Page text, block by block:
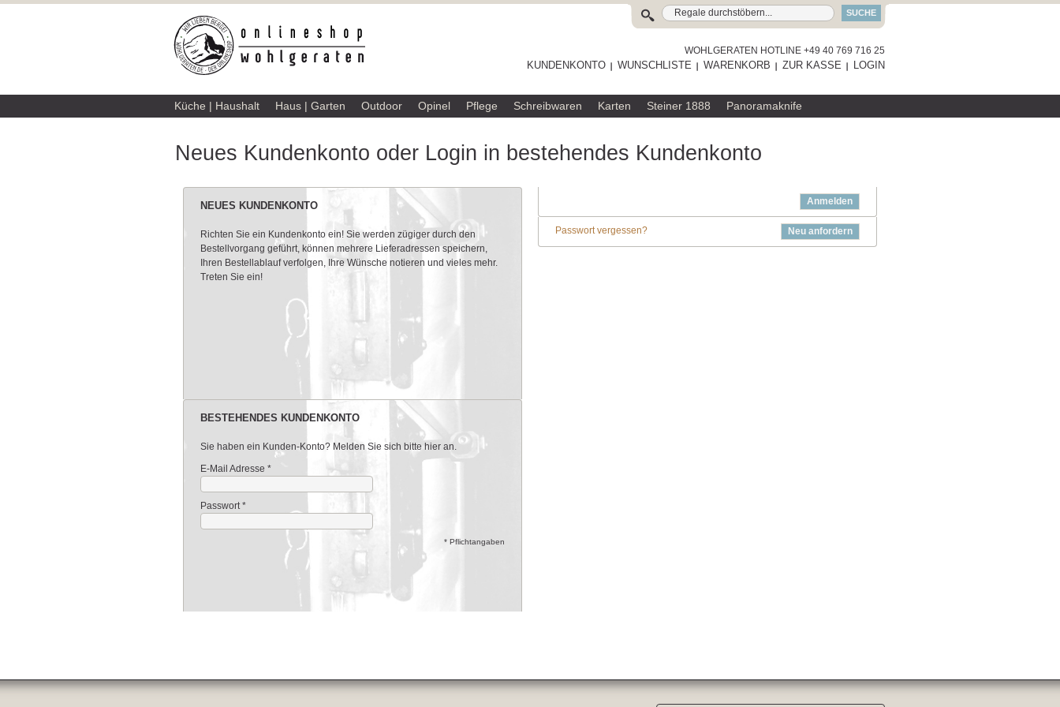
SUCHE
WOHLGERATEN HOTLINE +49 40 769 716 25
KUNDENKONTO WUNSCHLISTE WARENKORB ZUR KASSE LOGIN
Küche | Haushalt Haus | Garten Outdoor Opinel Pflege Schreibwaren Karten Steiner 1888 Panoramaknife
Neues Kundenkonto oder Login in bestehendes Kundenkonto
NEUES KUNDENKONTO
Richten Sie ein Kundenkonto ein! Sie werden zügiger durch den
Bestellvorgang geführt, können mehrere Lieferadressen speichern,
Ihren Bestellablauf verfolgen, Ihre Wünsche notieren und vieles mehr.
Treten Sie ein!
BESTEHENDES KUNDENKONTO
Sie haben ein Kunden-Konto? Melden Sie sich bitte hier an.
*
E-Mail Adresse
*
Passwort
* Pflichtangaben
Anmelden
Passwort vergessen? Neu anfordern